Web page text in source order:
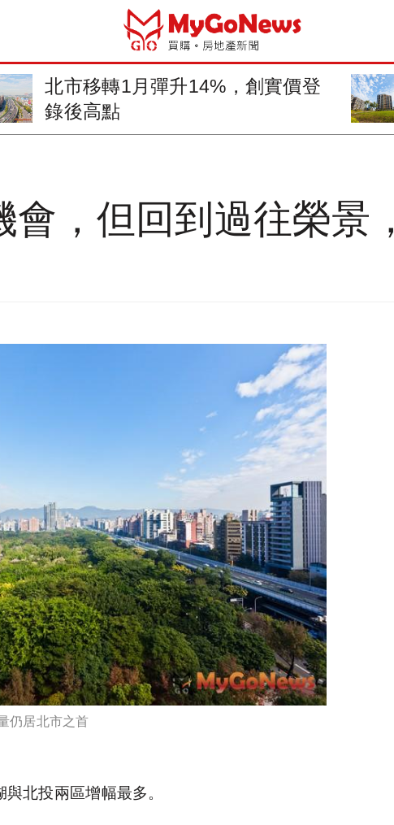
北市移轉1月彈升14%，創實價登
錄後高點
會，但回到過往榮景
仍居北市之首
北投兩區增幅最多。